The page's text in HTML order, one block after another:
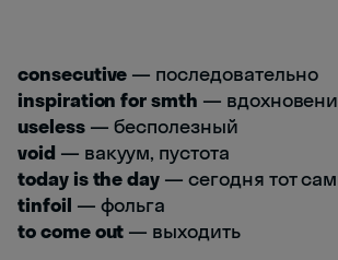
consecutive — последовательно
inspiration for smth —
useless— бесполезный
void — вакуум, пустота
today is the day — сегодня тот
tinfoil — фольга
to come out — выходить